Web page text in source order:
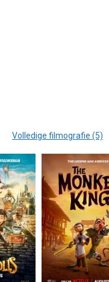
Volledige filmografie (5)